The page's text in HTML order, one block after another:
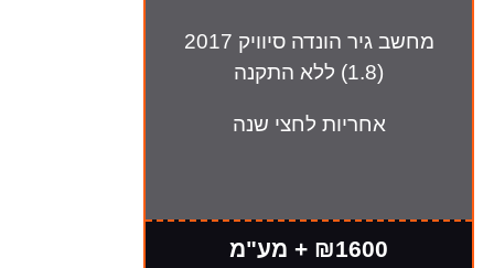
מחשב גיר הונדה סיוויק 2017
(1.8) ללא התקנה
אחריות לחצי שנה
₪1600 + מע"מ